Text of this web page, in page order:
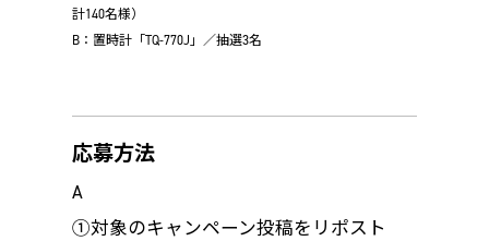
計140名様）
B：置時計「TQ-770J」／抽選3名
応募方法
A
①対象のキャンペーン投稿をリポスト